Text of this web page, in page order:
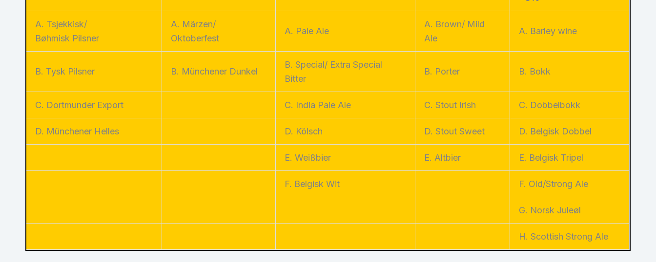
A. Tsjekkisk/
Bøhmisk Pilsner
A. Märzen/
Oktoberfest
A. Pale Ale
A. Brown/ Mild
Ale
A. Barley wine
B. Tysk Pilsner B. Münchener Dunkel
B. Special/ Extra Special
Bitter
B. Porter B. Bokk
C. Dortmunder Export C. India Pale Ale C. Stout Irish C. Dobbelbokk
D. Münchener Helles D. Kölsch D. Stout Sweet D. Belgisk Dobbel
E. Weißbier E. Altbier E. Belgisk Tripel
F. Belgisk Wit F. Old/Strong Ale
G. Norsk Juleøl
H. Scottish Strong Ale